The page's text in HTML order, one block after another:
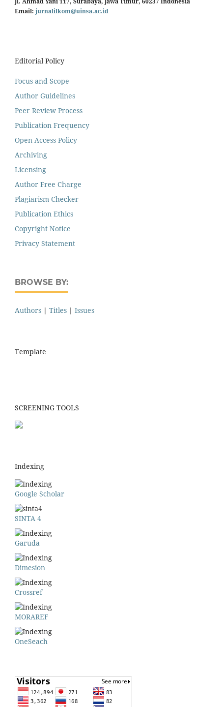
Email: jurnalilkom@uinsa.ac.id
Editorial Policy
Focus and Scope
Author Guidelines
Peer Review Process
Publication Frequency
Open Access Policy
Archiving
Licensing
Author Free Charge
Plagiarism Checker
Publication Ethics
Copyright Notice
Privacy Statement
BROWSE BY:
Authors | Titles | Issues
Template
SCREENING TOOLS
Indexing
Google Scholar
SINTA 4
Garuda
Dimesion
Crossref
MORAREF
OneSeach